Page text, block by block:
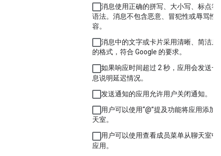
消息使用正确的拼写、大小写、标点符
语法。消息不包含恶意、冒犯性或辱骂性
容。
消息中的文字或卡片采用清晰、简洁且
的格式，符合 Google 的要求。
如果响应时间超过 2 秒，应用会发送一
息说明延迟情况。
发送通知的应用允许用户关闭通知。
用户可以使用“@”提及功能将应用添加
天室。
用户可以使用查看成员菜单从聊天室中
应用。